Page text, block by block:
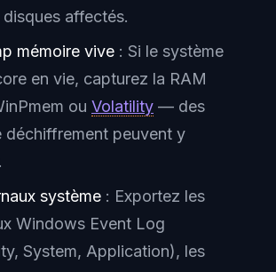
affectés.
mémoire vive : Si le système
en vie, capturez la RAM
ou Volatility — des
déchiffrement peuvent y
système : Exportez les
Windows Event Log
System, Application), les